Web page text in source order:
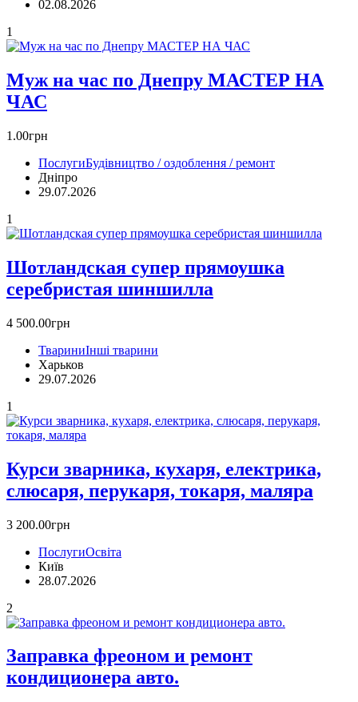
02.08.2026
1
Муж на час по Днепру МАСТЕР НА
ЧАС
1.00грн
ПослугиБудівництво / оздоблення / ремонт
Дніпро
29.07.2026
1
Шотландская супер прямоушка
серебристая шиншилла
4 500.00грн
ТвариниІнші тварини
Харьков
29.07.2026
1
Курси зварника, кухаря, електрика,
слюсаря, перукаря, токаря, маляра
3 200.00грн
ПослугиОсвіта
Київ
28.07.2026
2
Заправка фреоном и ремонт
кoндиционера авто.